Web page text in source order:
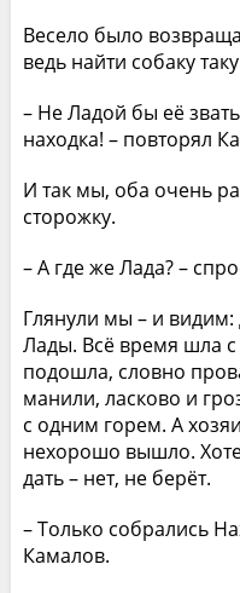
Весело было
ведь найти собаку
– Не Ладой бы её
находка! – повторял
И так мы, оба очень
сторожку.
– А где же Лада? –
Глянули мы – и видим:
Лады. Всё время шла с
подошла, словно
манили, ласково и
с одним горем. А
нехорошо вышло.
дать – нет, не берёт.
– Только собрались
Камалов.